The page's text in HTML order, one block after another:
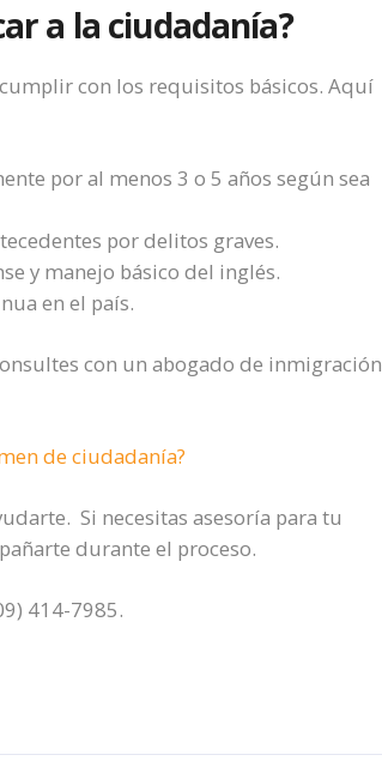
a la ciudadanía?
con los requisitos básicos. Aquí
por al menos 3 o 5 años según sea
por delitos graves.
y manejo básico del inglés.
en el país.
con un abogado de inmigración
de ciudadanía?
Si necesitas asesoría para tu
durante el proceso.
414-7985.